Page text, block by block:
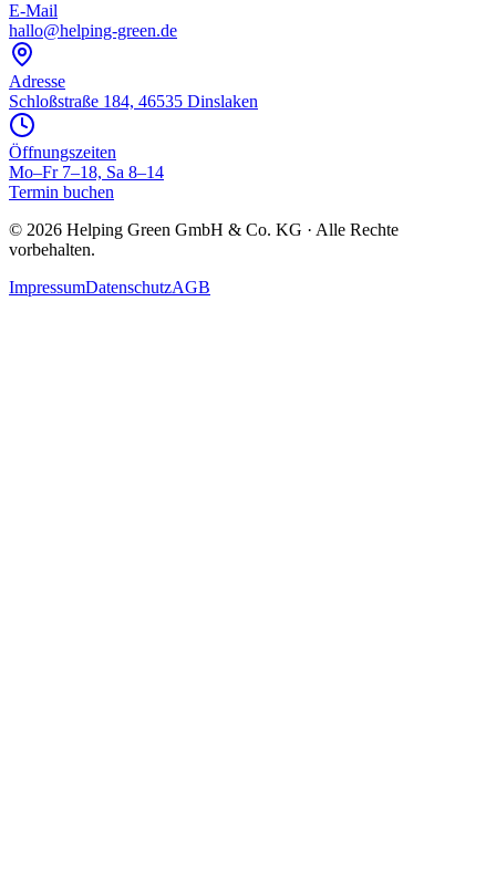
E-Mail
hallo@helping-green.de
Adresse
Schloßstraße 184, 46535 Dinslaken
Öffnungszeiten
Mo–Fr 7–18, Sa 8–14
Termin buchen
© 2026 Helping Green GmbH & Co. KG · Alle Rechte
vorbehalten.
ImpressumDatenschutzAGB